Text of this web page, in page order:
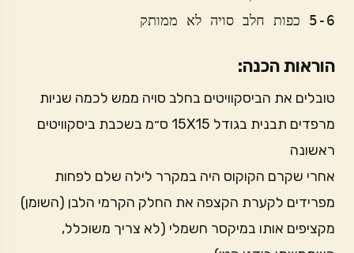
5-6 כפות חלב סויה לא ממותק
הוראות הכנה:
טובלים את הביסקוויטים בחלב סויה ממש לכמה שניות
מרפדים תבנית בגודל 15X15 ס״מ בשכבת ביסקוויטים
ראשונה
אחרי שקרם הקוקוס היה במקרר לילה שלם לפחות
מפרידים לקערת הקצפה את החלק הקרמי הלבן (השומן)
מקציפים אותו במיקסר חשמלי (לא צריך משוכלל,